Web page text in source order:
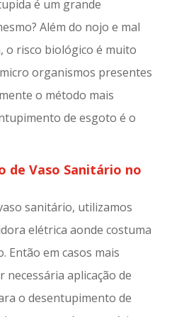
é um grande
Além do nojo e mal
o risco biológico é muito
organismos presentes
o método mais
de esgoto é o
de Vaso Sanitário no
sanitário, utilizamos
elétrica aonde costuma
Então em casos mais
necessária aplicação de
o desentupimento de